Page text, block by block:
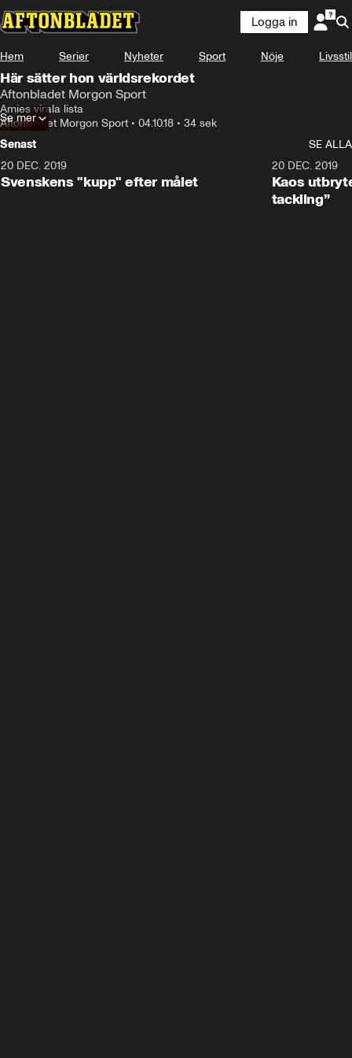
Logga in
Hem Serier Nyheter Sport Nöje Livsstil
Här sätter hon världsrekordet
Aftonbladet Morgon Sport
Amies virala lista
Aftonbladet Morgon Sport • 04.10.18 • 34 sek
Se mer
Senast
SE ALLA
20 DEC. 2019
Svenskens "kupp" efter målet
20 DEC. 2019
Kaos
tackling”